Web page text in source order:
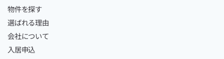
物件を探す
選ばれる理由
会社について
入居申込